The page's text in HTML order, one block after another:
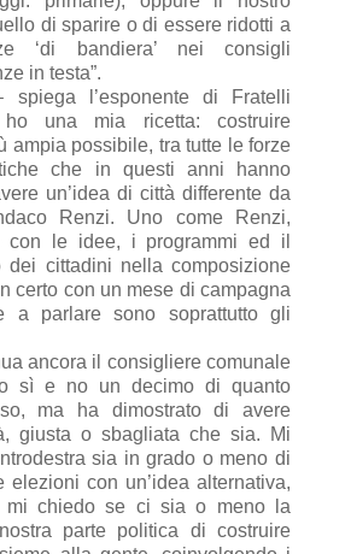
di sparire o di essere ridotti a
‘di bandiera’ nei consigli
in testa”.
spiega l’esponente di Fratelli
una mia ricetta: costruire
ampia possibile, tra tutte le forze
che in questi anni hanno
un’idea di città differente da
Renzi. Uno come Renzi,
con le idee, i programmi ed il
dei cittadini nella composizione
certo con un mese di campagna
a parlare sono soprattutto gli
ancora il consigliere comunale
sì e no un decimo di quanto
ma ha dimostrato di avere
giusta o sbagliata che sia. Mi
sia in grado o meno di
elezioni con un’idea alternativa,
mi chiedo se ci sia o meno la
parte politica di costruire